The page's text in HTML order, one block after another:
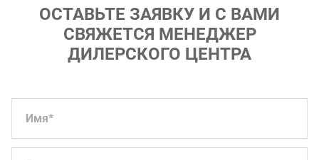
ОСТАВЬТЕ ЗАЯВКУ И С ВАМИ
СВЯЖЕТСЯ МЕНЕДЖЕР
ДИЛЕРСКОГО ЦЕНТРА
Имя*